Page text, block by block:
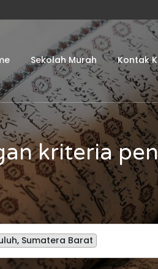
Sekolah Murah Kontak
kriteria
Sumatera Barat